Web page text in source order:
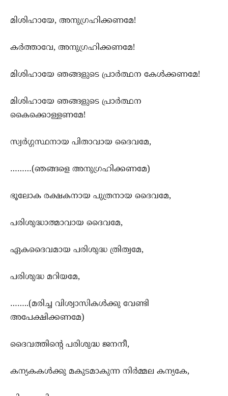
മിശിഹായേ, അനുഗ്രഹിക്കണമേ!
കര്‍ത്താവേ, അനുഗ്രഹിക്കണമേ!
മിശിഹായേ ഞങ്ങളുടെ പ്രാര്‍ത്ഥന കേള്‍ക്കണമേ!
മിശിഹായേ ഞങ്ങളുടെ പ്രാര്‍ത്ഥന
കൈക്കൊള്ളണമേ!
സ്വര്‍ഗ്ഗസ്ഥനായ പിതാവായ ദൈവമേ,
………(ഞങ്ങളെ അനുഗ്രഹിക്കണമേ)
ഭൂലോക രക്ഷകനായ പുത്രനായ ദൈവമേ,
പരിശുദ്ധാത്മാവായ ദൈവമേ,
ഏകദൈവമായ പരിശുദ്ധ ത്രിത്വമേ,
പരിശുദ്ധ മറിയമേ,
……..(മരിച്ച വിശ്വാസികള്‍ക്കു വേണ്ടി
അപേക്ഷിക്കണമേ)
ദൈവത്തിന്‍റെ പരിശുദ്ധ ജനനീ,
കന്യകകള്‍ക്കു മകുടമാകുന്ന നിര്‍മ്മല കന്യകേ,